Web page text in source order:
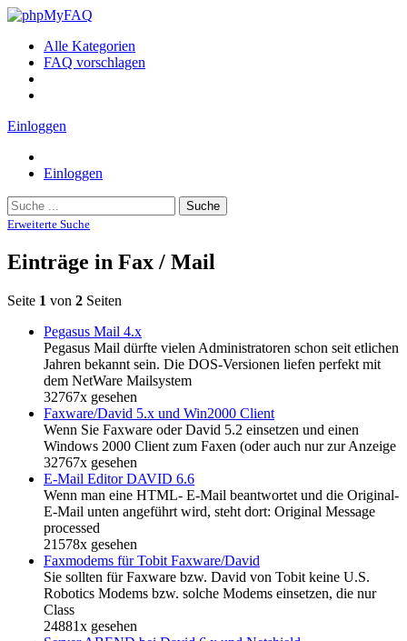
Alle Kategorien
FAQ vorschlagen
Einloggen
Einloggen
Suche
Erweiterte Suche
Einträge in Fax / Mail
Seite 1 von 2 Seiten
Pegasus Mail 4.x
Pegasus Mail dürfte vielen Administratoren schon seit etlichen
Jahren bekannt sein. Die DOS-Versionen liefen perfekt mit
dem NetWare Mailsystem
32767x gesehen
Faxware/David 5.x und Win2000 Client
Wenn Sie Faxware oder David 5.2 einsetzen und einen
Windows 2000 Client zum Faxen (oder auch nur zur Anzeige
32767x gesehen
E-Mail Editor DAVID 6.6
Wenn man eine HTML- E-Mail beantwortet und die Original-
E-Mail unten angeführt wird, steht dort: Original Message
processed
21578x gesehen
Faxmodems für Tobit Faxware/David
Sie sollten für Faxware bzw. David von Tobit keine U.S.
Robotics Modems bzw. solche Modems einsetzen, die nur
Class
24881x gesehen